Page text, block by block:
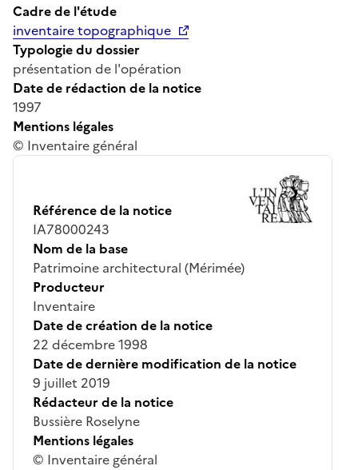
Cadre de l'étude
inventaire topographique
Typologie du dossier
présentation de l'opération
Date de rédaction de la notice
1997
Mentions légales
© Inventaire général
Référence de la notice
IA78000243
Nom de la base
Patrimoine architectural (Mérimée)
Producteur
Inventaire
Date de création de la notice
22 décembre 1998
Date de dernière modification de la notice
9 juillet 2019
Rédacteur de la notice
Bussière Roselyne
Mentions légales
© Inventaire général